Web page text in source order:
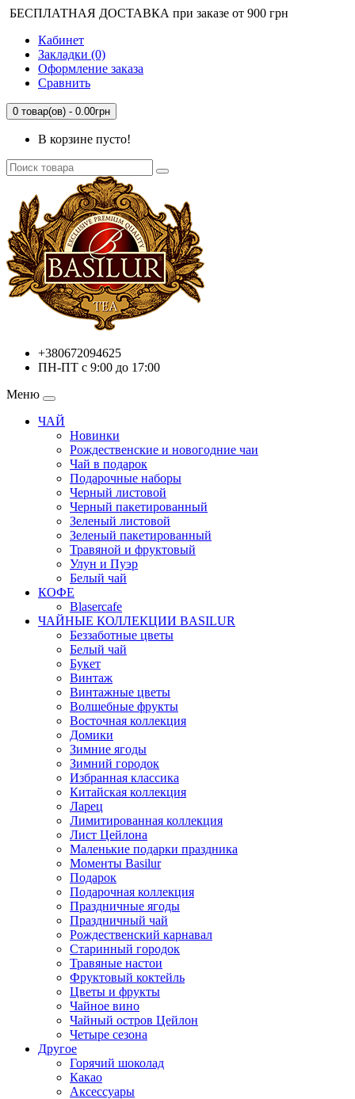
БЕСПЛАТНАЯ ДОСТАВКА при заказе от 900 грн
Кабинет
Закладки (0)
Оформление заказа
Сравнить
0 товар(ов) - 0.00грн
В корзине пусто!
+380672094625
ПН-ПТ с 9:00 до 17:00
Меню
ЧАЙ
Новинки
Рождественские и новогодние чаи
Чай в подарок
Подарочные наборы
Черный листовой
Черный пакетированный
Зеленый листовой
Зеленый пакетированный
Травяной и фруктовый
Улун и Пуэр
Белый чай
КОФЕ
Blasercafe
ЧАЙНЫЕ КОЛЛЕКЦИИ BASILUR
Беззаботные цветы
Белый чай
Букет
Винтаж
Винтажные цветы
Волшебные фрукты
Восточная коллекция
Домики
Зимние ягоды
Зимний городок
Избранная классика
Китайская коллекция
Ларец
Лимитированная коллекция
Лист Цейлона
Маленькие подарки праздника
Моменты Basilur
Подарок
Подарочная коллекция
Праздничные ягоды
Праздничный чай
Рождественский карнавал
Старинный городок
Травяные настои
Фруктовый коктейль
Цветы и фрукты
Чайное вино
Чайный остров Цейлон
Четыре сезона
Другое
Горячий шоколад
Какао
Аксессуары